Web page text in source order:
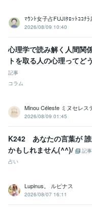
ﾏｳﾝﾄ女子占FUJIﾀﾛｯﾄｺｺﾅﾗ
2026/08/09 10:40
心理学で読み解く人間関
トを取る人の心理ってど
記事
コラム
Minou Céleste ミヌセレス
2026/08/09 01:45
K242 あなたの言葉が 誰
かもしれません(^^)/
記事
占い
Lupinus。 ルピナス
2026/08/07 16:11